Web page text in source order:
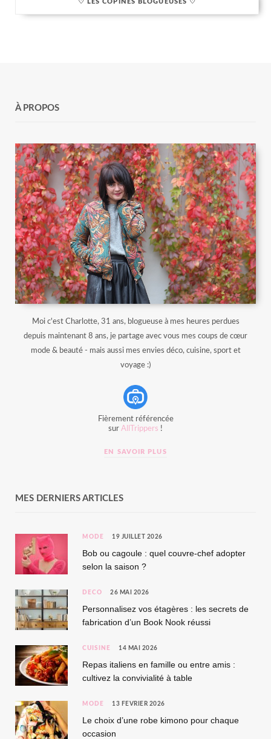
♡ LES COPINES BLOGUEUSES ♡
À PROPOS
Moi c'est Charlotte, 31 ans, blogueuse à mes heures perdues
depuis maintenant 8 ans, je partage avec vous mes coups de cœur
mode & beauté - mais aussi mes envies déco, cuisine, sport et
voyage :)
Fièrement référencée
sur AllTrippers !
EN SAVOIR PLUS
MES DERNIERS ARTICLES
MODE 19 JUILLET 2026
Bob ou cagoule : quel couvre-chef adopter
selon la saison ?
DÉCO 26 MAI 2026
Personnalisez vos étagères : les secrets de
fabrication d’un Book Nook réussi
CUISINE 14 MAI 2026
Repas italiens en famille ou entre amis :
cultivez la convivialité à table
MODE 13 FÉVRIER 2026
Le choix d’une robe kimono pour chaque
occasion